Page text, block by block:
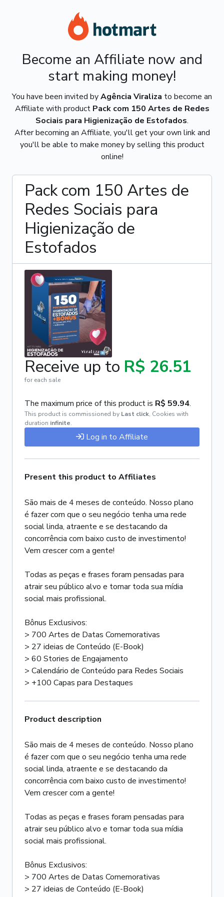
Become an Affiliate now and
start making money!
You have been invited byAgência Viraliza to become an
Affiliate with product Pack com 150 Artes de Redes
Sociais para Higienização de Estofados.
After becoming an Affiliate, you'll get your own link and
you'll be able to make money by selling this product
online!
Pack com 150 Artes de
Redes Sociais para
Higienização de
Estofados
Receive up to R$ 26.51
for each sale
The maximum price of this product is R$ 59.94.
This product is commissioned by Last click, Cookies with
duration infinite.
Log in to Affiliate
Present this product to Affiliates
São mais de 4 meses de conteúdo. Nosso plano
é fazer com que o seu negócio tenha uma rede
social linda, atraente e se destacando da
concorrência com baixo custo de investimento!
Vem crescer com a gente!
Todas as peças e frases foram pensadas para
atrair seu público alvo e tornar toda sua mídia
social mais profissional.
Bônus Exclusivos:
> 700 Artes de Datas Comemorativas
> 27 ideias de Conteúdo (E-Book)
> 60 Stories de Engajamento
> Calendário de Conteúdo para Redes Sociais
> +100 Capas para Destaques
Product description
São mais de 4 meses de conteúdo. Nosso plano
é fazer com que o seu negócio tenha uma rede
social linda, atraente e se destacando da
concorrência com baixo custo de investimento!
Vem crescer com a gente!
Todas as peças e frases foram pensadas para
atrair seu público alvo e tornar toda sua mídia
social mais profissional.
Bônus Exclusivos:
> 700 Artes de Datas Comemorativas
> 27 ideias de Conteúdo (E-Book)